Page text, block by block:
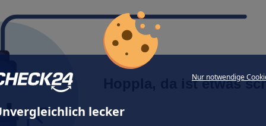
Nur notwendige
lecker
Hoppla, da ist etwas